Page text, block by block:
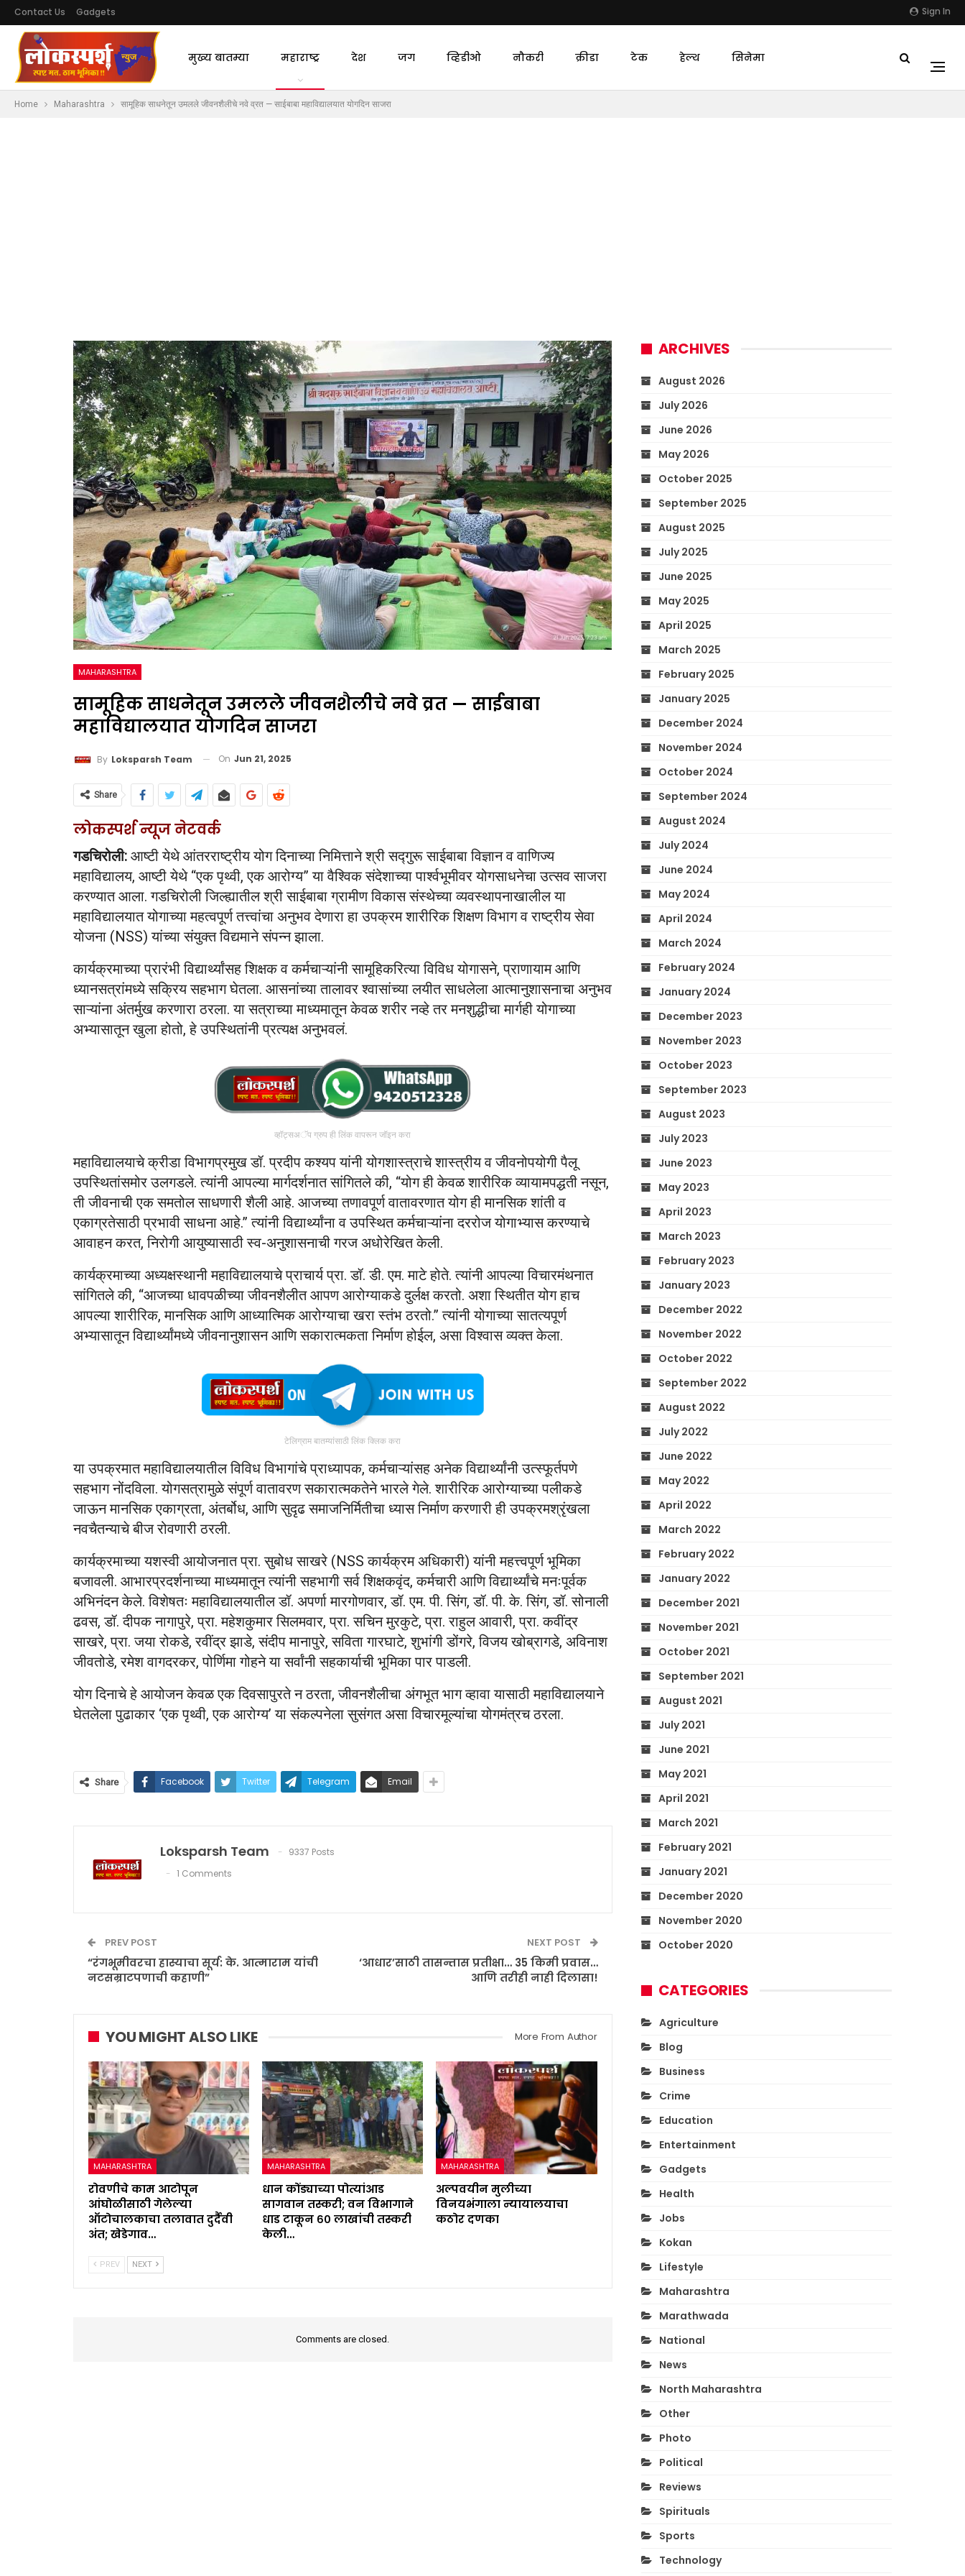
Sign In
Contact Us Gadgets
मुख्य बातम्या महाराष्ट्र देश जग व्हिडीओ नौकरी क्रीडा टेक हेल्थ सिनेमा
Home Maharashtra सामूहिक साधनेतून उमलले जीवनशैलीचे नवे व्रत — साईबाबा महाविद्यालयात योगदिन साजरा
MAHARASHTRA
सामूहिक साधनेतून उमलले जीवनशैलीचे नवे व्रत — साईबाबा
महाविद्यालयात योगदिन साजरा
By Loksparsh Team On Jun 21, 2025
Share
लोकस्पर्श न्यूज नेटवर्क
गडचिरोली: आष्टी येथे आंतरराष्ट्रीय योग दिनाच्या निमित्ताने श्री सद्गुरू साईबाबा विज्ञान व वाणिज्य
महाविद्यालय, आष्टी येथे “एक पृथ्वी, एक आरोग्य” या वैश्विक संदेशाच्या पार्श्वभूमीवर योगसाधनेचा उत्सव साजरा
करण्यात आला. गडचिरोली जिल्ह्यातील श्री साईबाबा ग्रामीण विकास संस्थेच्या व्यवस्थापनाखालील या
महाविद्यालयात योगाच्या महत्वपूर्ण तत्त्वांचा अनुभव देणारा हा उपक्रम शारीरिक शिक्षण विभाग व राष्ट्रीय सेवा
योजना (NSS) यांच्या संयुक्त विद्यमाने संपन्न झाला.
कार्यक्रमाच्या प्रारंभी विद्यार्थ्यांसह शिक्षक व कर्मचाऱ्यांनी सामूहिकरित्या विविध योगासने, प्राणायाम आणि
ध्यानसत्रांमध्ये सक्रिय सहभाग घेतला. आसनांच्या तालावर श्वासांच्या लयीत साधलेला आत्मानुशासनाचा अनुभव
साऱ्यांना अंतर्मुख करणारा ठरला. या सत्राच्या माध्यमातून केवळ शरीर नव्हे तर मनशुद्धीचा मार्गही योगाच्या
अभ्यासातून खुला होतो, हे उपस्थितांनी प्रत्यक्ष अनुभवलं.
व्हॉट्सअॅप ग्रुप ही लिंक वापरून जॉइन करा
महाविद्यालयाचे क्रीडा विभागप्रमुख डॉ. प्रदीप कश्यप यांनी योगशास्त्राचे शास्त्रीय व जीवनोपयोगी पैलू
उपस्थितांसमोर उलगडले. त्यांनी आपल्या मार्गदर्शनात सांगितले की, “योग ही केवळ शारीरिक व्यायामपद्धती नसून,
ती जीवनाची एक समतोल साधणारी शैली आहे. आजच्या तणावपूर्ण वातावरणात योग ही मानसिक शांती व
एकाग्रतेसाठी प्रभावी साधना आहे.” त्यांनी विद्यार्थ्यांना व उपस्थित कर्मचाऱ्यांना दररोज योगाभ्यास करण्याचे
आवाहन करत, निरोगी आयुष्यासाठी स्व-अनुशासनाची गरज अधोरेखित केली.
कार्यक्रमाच्या अध्यक्षस्थानी महाविद्यालयाचे प्राचार्य प्रा. डॉ. डी. एम. माटे होते. त्यांनी आपल्या विचारमंथनात
सांगितले की, “आजच्या धावपळीच्या जीवनशैलीत आपण आरोग्याकडे दुर्लक्ष करतो. अशा स्थितीत योग हाच
आपल्या शारीरिक, मानसिक आणि आध्यात्मिक आरोग्याचा खरा स्तंभ ठरतो.” त्यांनी योगाच्या सातत्यपूर्ण
अभ्यासातून विद्यार्थ्यांमध्ये जीवनानुशासन आणि सकारात्मकता निर्माण होईल, असा विश्वास व्यक्त केला.
टेलिग्राम बातम्यांसाठी लिंक क्लिक करा
या उपक्रमात महाविद्यालयातील विविध विभागांचे प्राध्यापक, कर्मचाऱ्यांसह अनेक विद्यार्थ्यांनी उत्स्फूर्तपणे
सहभाग नोंदविला. योगसत्रामुळे संपूर्ण वातावरण सकारात्मकतेने भारले गेले. शारीरिक आरोग्याच्या पलीकडे
जाऊन मानसिक एकाग्रता, अंतर्बोध, आणि सुदृढ समाजनिर्मितीचा ध्यास निर्माण करणारी ही उपक्रमश्रृंखला
नवचैतन्याचे बीज रोवणारी ठरली.
कार्यक्रमाच्या यशस्वी आयोजनात प्रा. सुबोध साखरे (NSS कार्यक्रम अधिकारी) यांनी महत्त्वपूर्ण भूमिका
बजावली. आभारप्रदर्शनाच्या माध्यमातून त्यांनी सहभागी सर्व शिक्षकवृंद, कर्मचारी आणि विद्यार्थ्यांचे मनःपूर्वक
अभिनंदन केले. विशेषतः महाविद्यालयातील डॉ. अपर्णा मारगोणवार, डॉ. एम. पी. सिंग, डॉ. पी. के. सिंग, डॉ. सोनाली
ढवस, डॉ. दीपक नागापुरे, प्रा. महेशकुमार सिलमवार, प्रा. सचिन मुरकुटे, प्रा. राहुल आवारी, प्रा. कवींद्र
साखरे, प्रा. जया रोकडे, रवींद्र झाडे, संदीप मानापुरे, सविता गारघाटे, शुभांगी डोंगरे, विजय खोब्रागडे, अविनाश
जीवतोडे, रमेश वागदरकर, पोर्णिमा गोहने या सर्वांनी सहकार्याची भूमिका पार पाडली.
योग दिनाचे हे आयोजन केवळ एक दिवसापुरते न ठरता, जीवनशैलीचा अंगभूत भाग व्हावा यासाठी महाविद्यालयाने
घेतलेला पुढाकार ‘एक पृथ्वी, एक आरोग्य’ या संकल्पनेला सुसंगत असा विचारमूल्यांचा योगमंत्रच ठरला.
Share Facebook Twitter Telegram Email
Loksparsh Team
9337 Posts
1 Comments
PREV POST
“रंगभूमीवरचा हास्याचा सूर्य: के. आत्माराम यांची
नटसम्राटपणाची कहाणी”
NEXT POST
‘आधार’साठी तासन्तास प्रतीक्षा… 35 किमी प्रवास…
आणि तरीही नाही दिलासा!
YOU MIGHT ALSO LIKE More From Author
MAHARASHTRA
रोवणीचे काम आटोपून
आंघोळीसाठी गेलेल्या
ऑटोचालकाचा तलावात दुर्दैवी
अंत; खेडेगाव…
MAHARASHTRA
धान कोंड्याच्या पोत्यांआड
सागवान तस्करी; वन विभागाने
धाड टाकून ६० लाखांची तस्करी
केली…
MAHARASHTRA
अल्पवयीन मुलीच्या
विनयभंगाला न्यायालयाचा
कठोर दणका
PREV NEXT
Comments are closed.
ARCHIVES
August 2026
July 2026
June 2026
May 2026
October 2025
September 2025
August 2025
July 2025
June 2025
May 2025
April 2025
March 2025
February 2025
January 2025
December 2024
November 2024
October 2024
September 2024
August 2024
July 2024
June 2024
May 2024
April 2024
March 2024
February 2024
January 2024
December 2023
November 2023
October 2023
September 2023
August 2023
July 2023
June 2023
May 2023
April 2023
March 2023
February 2023
January 2023
December 2022
November 2022
October 2022
September 2022
August 2022
July 2022
June 2022
May 2022
April 2022
March 2022
February 2022
January 2022
December 2021
November 2021
October 2021
September 2021
August 2021
July 2021
June 2021
May 2021
April 2021
March 2021
February 2021
January 2021
December 2020
November 2020
October 2020
CATEGORIES
Agriculture
Blog
Business
Crime
Education
Entertainment
Gadgets
Health
Jobs
Kokan
Lifestyle
Maharashtra
Marathwada
National
News
North Maharashtra
Other
Photo
Political
Reviews
Spirituals
Sports
Technology